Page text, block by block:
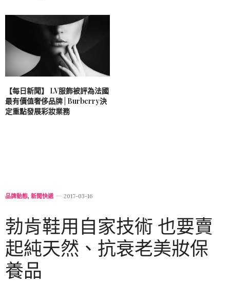
【每日新聞】 LV服飾被評為法國
最有價值奢侈品牌 | Burberry決
定重點發展彩妝業務
品牌動態, 新聞快遞 2017-03-16
勃肯鞋用自家技術 也要賣
起純天然、抗衰老美妝保
養品